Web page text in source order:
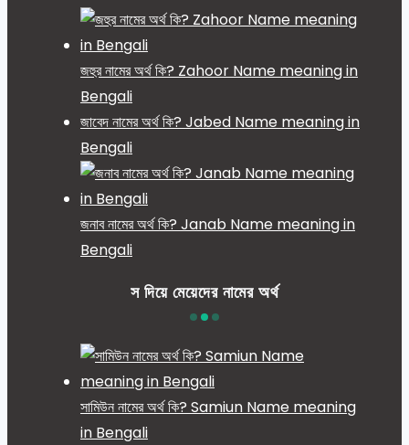
জহুর নামের অর্থ কি? Zahoor Name meaning in
Bengali
জাবেদ নামের অর্থ কি? Jabed Name meaning in
Bengali
জনাব নামের অর্থ কি? Janab Name meaning in
Bengali
স দিয়ে মেয়েদের নামের অর্থ
সামিউন নামের অর্থ কি? Samiun Name meaning
in Bengali